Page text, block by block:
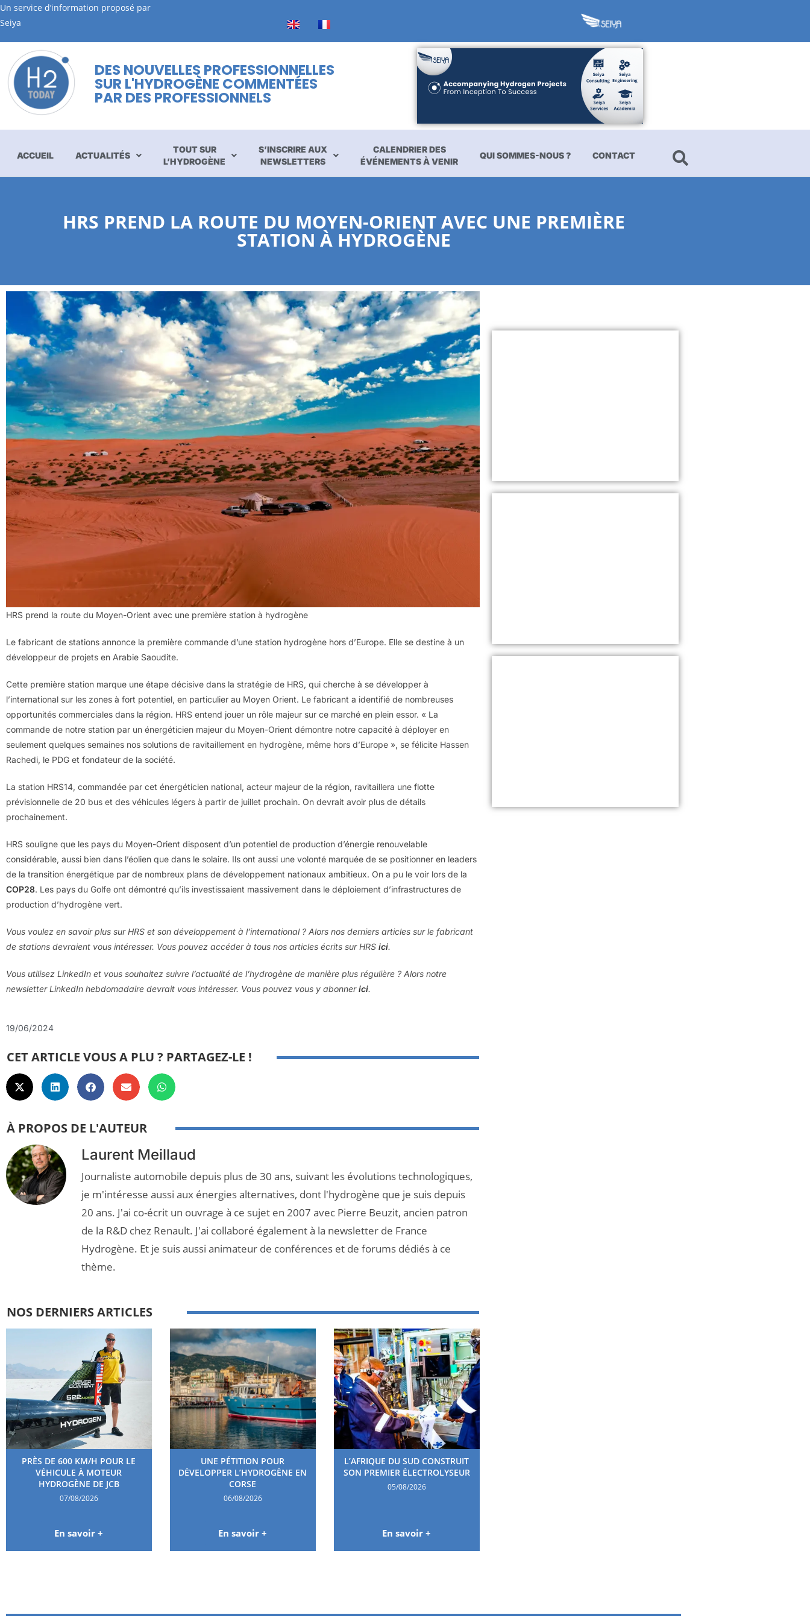
Un service d’information proposé par
Seiya
DES NOUVELLES PROFESSIONNELLES
SUR L'HYDROGÈNE COMMENTÉES
PAR DES PROFESSIONNELS
ACCUEIL ACTUALITÉS
TOUT SUR
L’HYDROGÈNE
S’INSCRIRE AUX
NEWSLETTERS
CALENDRIER DES
ÉVÉNEMENTS À VENIR
QUI SOMMES-NOUS ? CONTACT
HRS PREND LA ROUTE DU MOYEN-ORIENT AVEC UNE PREMIÈRE
STATION À HYDROGÈNE
HRS prend la route du Moyen-Orient avec une première station à hydrogène
Le fabricant de stations annonce la première commande d’une station hydrogène hors d’Europe. Elle se destine à un
développeur de projets en Arabie Saoudite.
Cette première station marque une étape décisive dans la stratégie de HRS, qui cherche à se développer à
l’international sur les zones à fort potentiel, en particulier au Moyen Orient. Le fabricant a identifié de nombreuses
opportunités commerciales dans la région. HRS entend jouer un rôle majeur sur ce marché en plein essor. « La
commande de notre station par un énergéticien majeur du Moyen-Orient démontre notre capacité à déployer en
seulement quelques semaines nos solutions de ravitaillement en hydrogène, même hors d’Europe », se félicite Hassen
Rachedi, le PDG et fondateur de la société.
La station HRS14, commandée par cet énergéticien national, acteur majeur de la région, ravitaillera une flotte
prévisionnelle de 20 bus et des véhicules légers à partir de juillet prochain. On devrait avoir plus de détails
prochainement.
HRS souligne que les pays du Moyen-Orient disposent d’un potentiel de production d’énergie renouvelable
considérable, aussi bien dans l’éolien que dans le solaire. Ils ont aussi une volonté marquée de se positionner en leaders
de la transition énergétique par de nombreux plans de développement nationaux ambitieux. On a pu le voir lors de la
COP28. Les pays du Golfe ont démontré qu’ils investissaient massivement dans le déploiement d’infrastructures de
production d’hydrogène vert.
Vous voulez en savoir plus sur HRS et son développement à l’international ? Alors nos derniers articles sur le fabricant
de stations devraient vous intéresser. Vous pouvez accéder à tous nos articles écrits sur HRS ici.
Vous utilisez LinkedIn et vous souhaitez suivre l’actualité de l’hydrogène de manière plus régulière ? Alors notre
newsletter LinkedIn hebdomadaire devrait vous intéresser. Vous pouvez vous y abonnerici.
19/06/2024
CET ARTICLE VOUS A PLU ? PARTAGEZ-LE !
À PROPOS DE L'AUTEUR
Laurent Meillaud
Journaliste automobile depuis plus de 30 ans, suivant les évolutions technologiques,
je m'intéresse aussi aux énergies alternatives, dont l'hydrogène que je suis depuis
20 ans. J'ai co-écrit un ouvrage à ce sujet en 2007 avec Pierre Beuzit, ancien patron
de la R&D chez Renault. J'ai collaboré également à la newsletter de France
Hydrogène. Et je suis aussi animateur de conférences et de forums dédiés à ce
thème.
NOS DERNIERS ARTICLES
PRÈS DE 600 KM/H POUR LE
VÉHICULE À MOTEUR
HYDROGÈNE DE JCB
07/08/2026
En savoir +
UNE PÉTITION POUR
DÉVELOPPER L’HYDROGÈNE EN
CORSE
06/08/2026
En savoir +
L’AFRIQUE DU SUD CONSTRUIT
SON PREMIER ÉLECTROLYSEUR
05/08/2026
En savoir +